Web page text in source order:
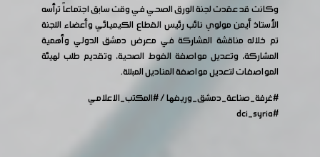
وكانت قد عقدت لجنة الورق الصحي في وقت سابق اجتماعاً ترأسه
الأستاذ أيمن مولوي نائب رئيس القطاع الكيميائي وأعضاء اللجنة
تم خلاله مناقشة المشاركة في معرض دمشق الدولي وأهمية
المشاركة، وتعديل مواصفة الفوط الصحية، وتقديم طلب لهيئة
المواصفات لتعديل مواصفة المناديل المبللة.
#غرفة_صناعة_دمشق_وريفها/#المكتب_الاعلامي
#dci_syria